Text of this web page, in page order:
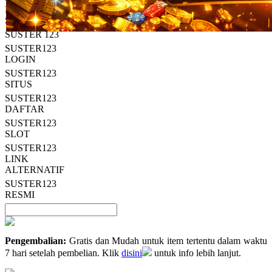
Read
13
Reviews.
Tautan
halaman
yang
sama.
HT OFFICIAL
SUSTER123
SUSTER 123
SUSTER123
LOGIN
SUSTER123
SITUS
SUSTER123
DAFTAR
SUSTER123
SLOT
SUSTER123
LINK
ALTERNATIF
SUSTER123
RESMI
Pengembalian: Gratis dan Mudah untuk item tertentu dalam waktu
7 hari setelah pembelian. Klik disini untuk info lebih lanjut.